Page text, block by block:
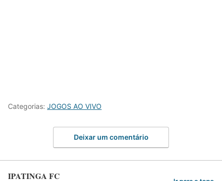
Categorias: JOGOS AO VIVO
Deixar um comentário
IPATINGA FC